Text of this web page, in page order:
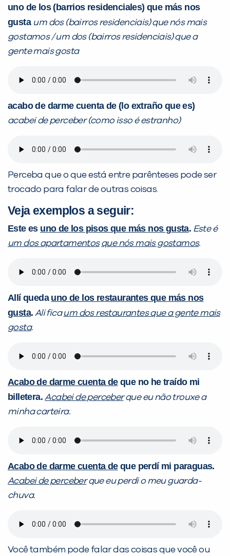
uno de los (barrios residenciales) que más nos
gusta um dos (bairros residenciais) que nós mais
gostamos / um dos (bairros residenciais) que a
gente mais gosta
acabo de darme cuenta de (lo extraño que es)
acabei de perceber (como isso é estranho)
Perceba que o que está entre parênteses pode ser
trocado para falar de outras coisas.
Veja exemplos a seguir:
Este es uno de los pisos que más nos gusta. Este é
um dos apartamentos que nós mais gostamos.
Allí queda uno de los restaurantes que más nos
gusta. Ali ficaum dos restaurantes que a gente mais
gosta.
Acabo de darme cuenta deque no he traído mi
billetera.Acabei de perceberque eu não trouxe a
minha carteira.
Acabo de darme cuenta deque perdí mi paraguas.
Acabei de perceberque eu perdi o meu guarda-
chuva.
Você também pode falar das coisas que você ou